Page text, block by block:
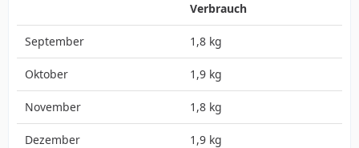
Verbrauch
September 1,8 kg
Oktober 1,9 kg
November 1,8 kg
Dezember 1,9 kg